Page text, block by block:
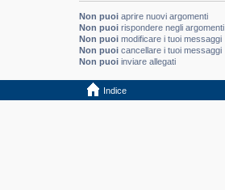
Non puoi aprire nuovi argomenti
Non puoi rispondere negli argomenti
Non puoi modificare i tuoi messaggi
Non puoi cancellare i tuoi messaggi
Non puoi inviare allegati
Indice